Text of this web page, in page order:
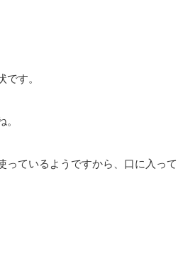
す。
っているようですから、口に入って